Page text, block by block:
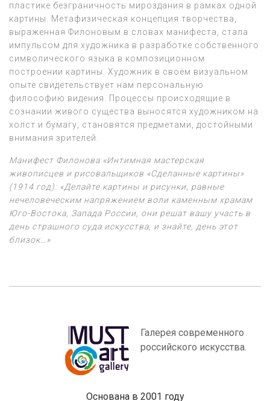
пластике безграничность мироздания в рамках одной
картины. Метафизическая концепция творчества,
выраженная Филоновым в словах манифеста, стала
импульсом для художника в разработке собственного
символического языка в композиционном
построении картины. Художник в своём визуальном
опыте свидетельствует нам персональную
философию видения. Процессы происходящие в
сознании живого существа выносятся художником на
холст и бумагу, становятся предметами, достойными
внимания зрителей.
Манифест Филонова «Интимная мастерская
живописцев и рисовальщиков «Сделанные картины»
(1914 год): «Делайте картины и рисунки, равные
нечеловеческим напряжением воли каменным храмам
Юго-Востока, Запада России, они решат вашу участь в
день страшного суда искусства, и знайте, день этот
близок…»
Галерея современного
российского искусства.
Основана в 2001 году